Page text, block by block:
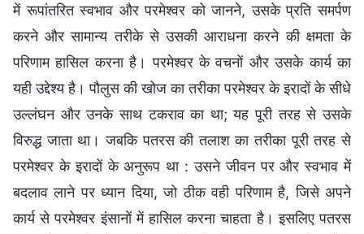
में रूपांतरित स्वभाव और परमेश्वर को जानने, उसके प्रति समर्पण
करने और सामान्य तरीके से उसकी आराधना करने की क्षमता के
परिणाम हासिल करना है। परमेश्वर के वचनों और उसके कार्य का
यही उद्देश्य है। पौलुस की खोज का तरीका परमेश्वर के इरादों के सीधे
उल्लंघन और उनके साथ टकराव का था; यह पूरी तरह से उसके
विरुद्ध जाता था। जबकि पतरस की तलाश का तरीका पूरी तरह से
परमेश्वर के इरादों के अनुरूप था : उसने जीवन पर और स्वभाव में
बदलाव लाने पर ध्यान दिया, जो ठीक वही परिणाम है, जिसे अपने
कार्य से परमेश्वर इंसानों में हासिल करना चाहता है। इसलिए पतरस